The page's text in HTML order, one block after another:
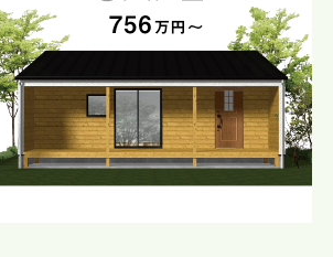
求にあたっての注意事項
に則って，いただいた情報を利用します。
，お客様が指定された専門家へ提供すること、また
，お客様に発生した損害について、債務不履行責任
問わず賠償の責任を負わないものとします。